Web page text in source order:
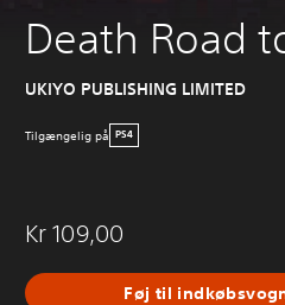
Death Road
UKIYO PUBLISHING LIMITED
Tilgængelig på PS4
Kr 109,00
Føj til